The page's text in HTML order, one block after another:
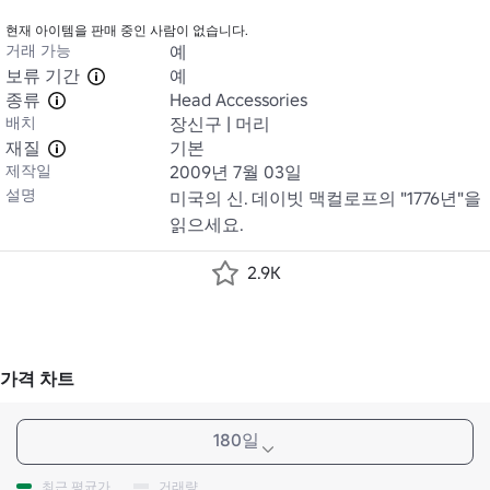
현재 아이템을 판매 중인 사람이 없습니다.
거래 가능
예
보류 기간
예
종류
Head Accessories
배치
장신구 | 머리
재질
기본
제작일 2009년 7월 03일
설명
미국의 신. 데이빗 맥컬로프의 "1776년"을
읽으세요.
2.9K
가격 차트
180일
최근 평균가 거래량